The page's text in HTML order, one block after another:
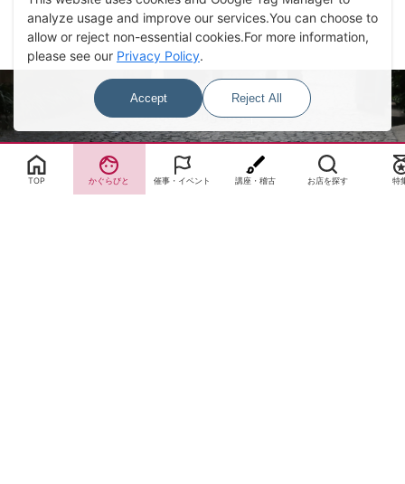
Select Language▼
TOP かぐらびと 催事・イベント 講座・稽古 お店を探す 特
analyze usage and improve our services.You can choose to
allow or reject non-essential cookies.For more information,
please see our Privacy Policy.
Accept Reject All